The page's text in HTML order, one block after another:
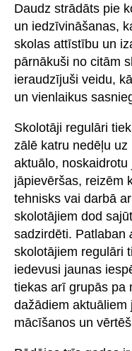
Daudz strādāts pie
un iedzīvināšanas,
skolas attīstību un
pārnākuši no citām
ieraudzījuši veidu,
un vienlaikus
Skolotāji regulāri
zālē katru nedēļu
aktuālo,
jāpievēršas, reizēm
tehnisks vai darbā
skolotājiem dod
sadzirdēti. Patlaban
skolotājiem regulāri
iedevusi jaunas
tiekas arī grupās pa
dažādiem
mācīšanos un